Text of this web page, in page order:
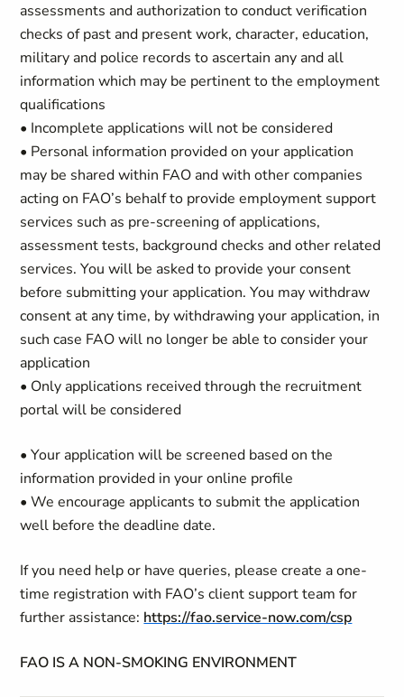
assessments and authorization to conduct verification
checks of past and present work, character, education,
military and police records to ascertain any and all
information which may be pertinent to the employment
qualifications
• Incomplete applications will not be considered
• Personal information provided on your application
may be shared within FAO and with other companies
acting on FAO’s behalf to provide employment support
services such as pre-screening of applications,
assessment tests, background checks and other related
services. You will be asked to provide your consent
before submitting your application. You may withdraw
consent at any time, by withdrawing your application, in
such case FAO will no longer be able to consider your
application
• Only applications received through the recruitment
portal will be considered
• Your application will be screened based on the
information provided in your online profile
• We encourage applicants to submit the application
well before the deadline date.
If you need help or have queries, please create a one-
time registration with FAO’s client support team for
further assistance: https://fao.service-now.com/csp
FAO IS A NON-SMOKING ENVIRONMENT